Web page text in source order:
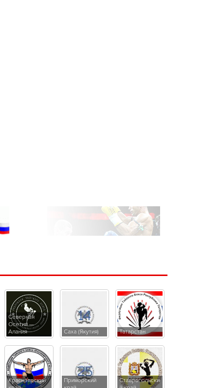
Северная
Осетия —
Алания
Саха (Якутия) Татарстан
Красноярский
Приморский
Ставропольски